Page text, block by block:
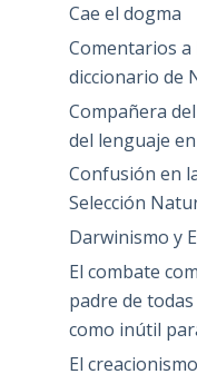
Cae el dogma
Comentarios
diccionario de
Compañera
del lenguaje
Confusión en
Selección
Darwinismo y
El combate
padre de
como inútil
El